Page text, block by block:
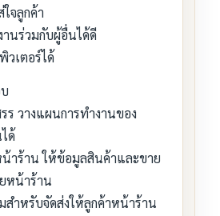
ใจลูกค้า
นร่วมกับผู้อื่นได้ดี
วเตอร์ได้
ร วางแผนการทำงานของ
ด้
าร้าน ให้ข้อมูลสินค้าและขาย
หน้าร้าน
ำหรับจัดส่งให้ลูกค้าหน้าร้าน